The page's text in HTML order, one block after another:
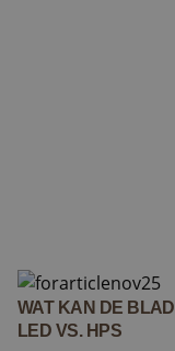
WAT KAN DE
LED VS. HPS